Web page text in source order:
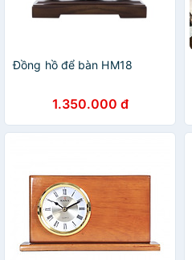
Đồng hồ để bàn HM18
1.350.000 đ